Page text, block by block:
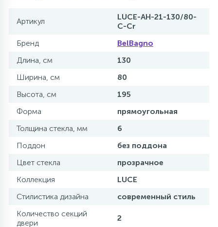
Артикул
LUCE-AH-21-130/80-
C-Cr
Бренд
BelBagno
Длина, см
130
Ширина, см
80
Высота, см
195
Форма
прямоугольная
Толщина стекла, мм
6
Поддон
без поддона
Цвет стекла
прозрачное
Коллекция
LUCE
Стилистика дизайна
современный стиль
Количество секций
двери
2